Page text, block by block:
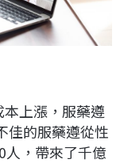
上漲，服藥遵
佳的服藥遵從性
人，帶來了千億